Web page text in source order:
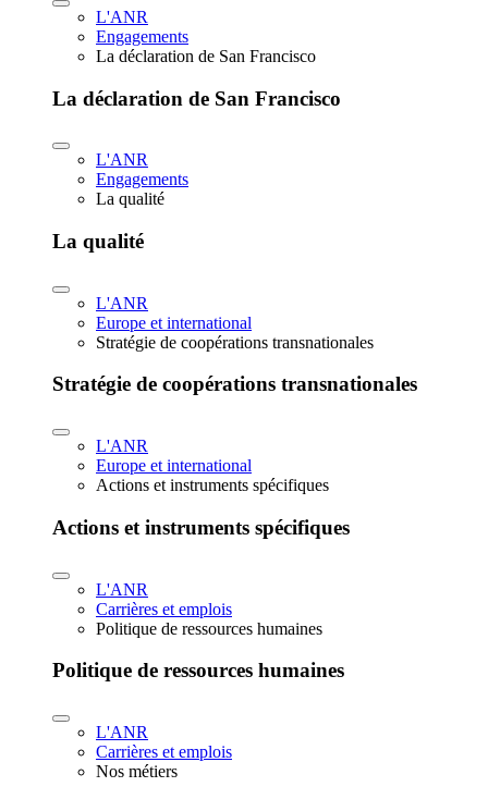
L'ANR
Engagements
La déclaration de San Francisco
La déclaration de San Francisco
L'ANR
Engagements
La qualité
La qualité
L'ANR
Europe et international
Stratégie de coopérations transnationales
Stratégie de coopérations transnationales
L'ANR
Europe et international
Actions et instruments spécifiques
Actions et instruments spécifiques
L'ANR
Carrières et emplois
Politique de ressources humaines
Politique de ressources humaines
L'ANR
Carrières et emplois
Nos métiers